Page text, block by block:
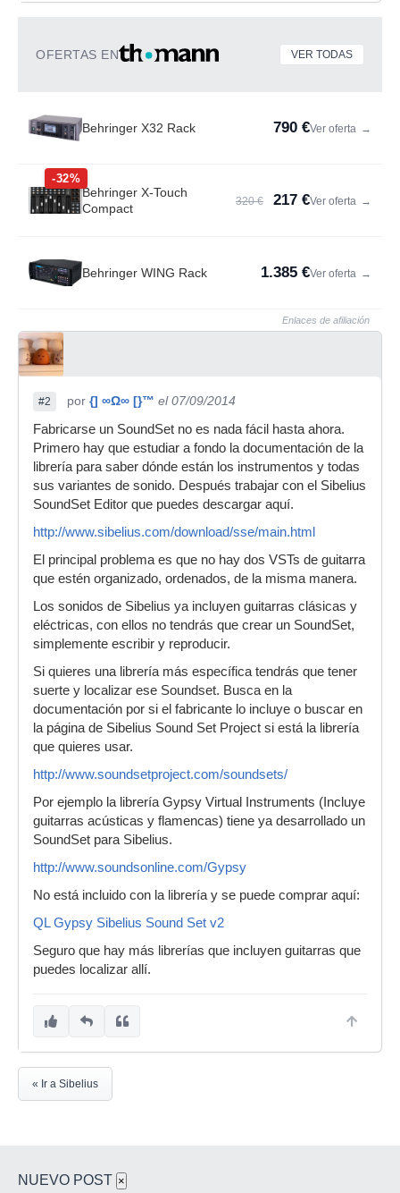
OFERTAS EN VER TODAS
Behringer X32 Rack 790 €Ver oferta →
-32%
Behringer X-Touch
Compact
320 € 217 €Ver oferta →
Behringer WING Rack 1.385 €Ver oferta →
Enlaces de afiliación
#2 por {] ∞Ω∞ [}™ el 07/09/2014
Fabricarse un SoundSet no es nada fácil hasta ahora.
Primero hay que estudiar a fondo la documentación de la
librería para saber dónde están los instrumentos y todas
sus variantes de sonido. Después trabajar con el Sibelius
SoundSet Editor que puedes descargar aquí.
http://www.sibelius.com/download/sse/main.html
El principal problema es que no hay dos VSTs de guitarra
que estén organizado, ordenados, de la misma manera.
Los sonidos de Sibelius ya incluyen guitarras clásicas y
eléctricas, con ellos no tendrás que crear un SoundSet,
simplemente escribir y reproducir.
Si quieres una librería más específica tendrás que tener
suerte y localizar ese Soundset. Busca en la
documentación por si el fabricante lo incluye o buscar en
la página de Sibelius Sound Set Project si está la librería
que quieres usar.
http://www.soundsetproject.com/soundsets/
Por ejemplo la librería Gypsy Virtual Instruments (Incluye
guitarras acústicas y flamencas) tiene ya desarrollado un
SoundSet para Sibelius.
http://www.soundsonline.com/Gypsy
No está incluido con la librería y se puede comprar aquí:
QL Gypsy Sibelius Sound Set v2
Seguro que hay más librerías que incluyen guitarras que
puedes localizar allí.
« Ir a Sibelius
NUEVO POST ×